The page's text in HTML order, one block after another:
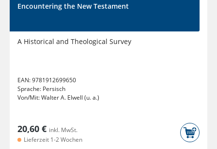
Encountering the New Testament
A Historical and Theological Survey
EAN:9781912699650
Sprache: Persisch
Von/Mit:Walter A. Elwell (u. a.)
20,60 € inkl. MwSt.
Lieferzeit 1-2 Wochen